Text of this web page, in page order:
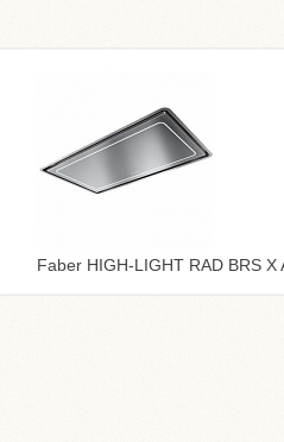
Faber HIGH-LIGHT RAD BRS X